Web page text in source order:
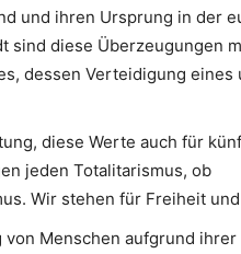
und ihren Ursprung in der
sind diese Überzeugungen
dessen Verteidigung eines
diese Werte auch für
jeden Totalitarismus, ob
Wir stehen für Freiheit
Menschen aufgrund ihrer